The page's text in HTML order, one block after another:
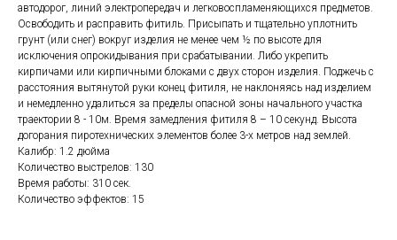
автодорог, линий электропередач и легковоспламеняющихся предметов.
Освободить и расправить фитиль. Присыпать и тщательно уплотнить
грунт (или снег) вокруг изделия не менее чем ½ по высоте для
исключения опрокидывания при срабатывании. Либо укрепить
кирпичами или кирпичными блоками с двух сторон изделия. Поджечь с
расстояния вытянутой руки конец фитиля, не наклоняясь над изделием
и немедленно удалиться за пределы опасной зоны начального участка
траектории 8 - 10м. Время замедления фитиля 8 – 10 секунд. Высота
догорания пиротехнических элементов более 3-х метров над землей.
Калибр: 1.2 дюйма
Количество выстрелов: 130
Время работы: 310 сек.
Количество эффектов: 15